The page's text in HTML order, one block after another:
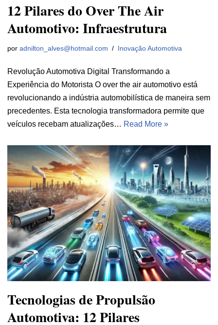
12 Pilares do Over The Air
Automotivo: Infraestrutura
por adnilton_alves@hotmail.com Inovação Automotiva
Revolução Automotiva Digital Transformando a
Experiência do Motorista O over the air automotivo está
revolucionando a indústria automobilística de maneira sem
precedentes. Esta tecnologia transformadora permite que
veículos recebam atualizações… Read More »
Tecnologias de Propulsão
Automotiva: 12 Pilares